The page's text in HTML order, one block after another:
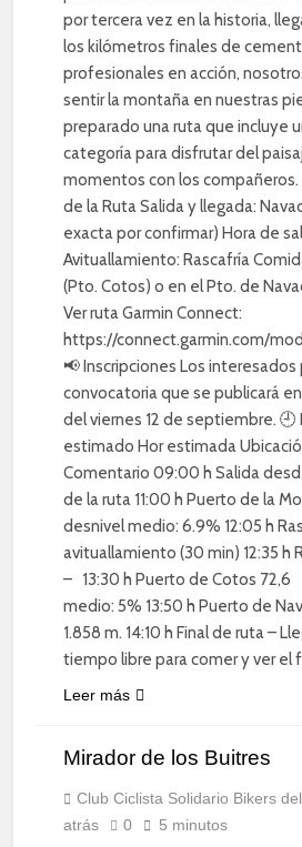
por tercera vez en la historia,
los kilómetros finales de
profesionales en acción,
sentir la montaña en nuestras
preparado una ruta que incluye
categoría para disfrutar del
momentos con los compañeros.
de la Ruta Salida y llegada:
exacta por confirmar) Hora de
Avituallamiento: Rascafría
(Pto. Cotos) o en el Pto. de
Ver ruta Garmin Connect:
https://connect.garmin.com/
📢 Inscripciones Los interesados
convocatoria que se publicará
del viernes 12 de septiembre. 🕘
estimado Hor estimada
Comentario 09:00 h Salida
de la ruta 11:00 h Puerto de la
desnivel medio: 6.9% 12:05 h
avituallamiento (30 min) 12:35 h
– 13:30 h Puerto de Cotos 72,6
medio: 5% 13:50 h Puerto de
1.858 m. 14:10 h Final de ruta –
tiempo libre para comer y ver el
Leer más
CARRETERA
DIVERSIÓN
ENTRENAMIENTO
Mirador de los Buitres
Club Ciclista Solidario Bikers
atrás
0 5 minutos